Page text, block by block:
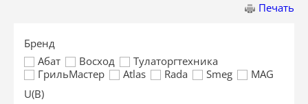
Печать
Бренд
Абат
Восход
Тулаторгтехника
ГрильМастер
Atlas Rada Smeg
MAG
U(В)